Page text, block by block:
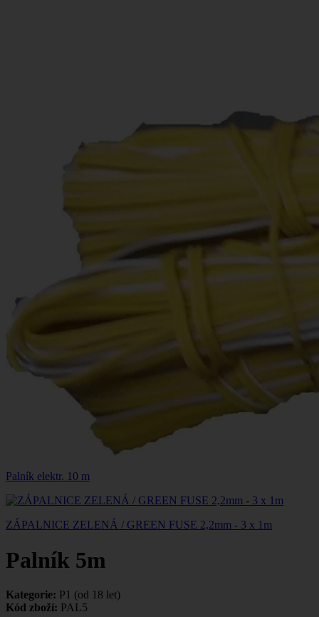
Palník elektr. 10 m
ZÁPALNICE ZELENÁ / GREEN FUSE 2,2mm - 3 x 1m
Palník 5m
Kategorie: P1 (od 18 let)
Kód zboží: PAL5